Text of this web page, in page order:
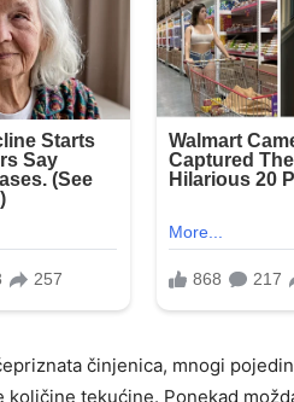
činjenica, mnogi
količine tekućine. Ponekad